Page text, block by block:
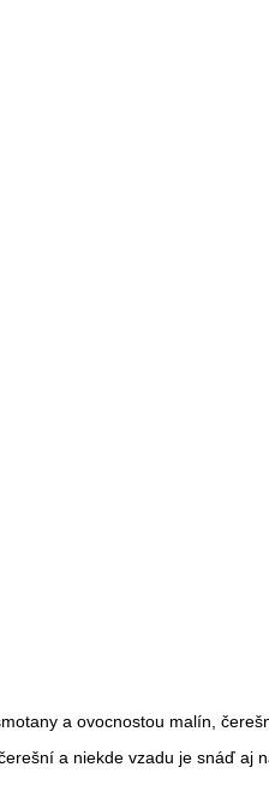
a ovocnostou malín,
a niekde vzadu je snáď